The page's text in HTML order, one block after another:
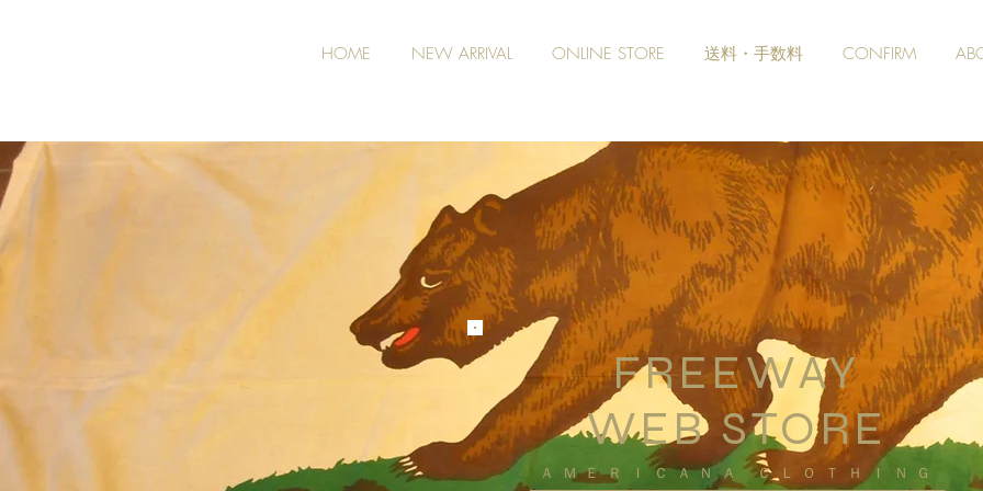
HOME NEW ARRIVAL ONLINE STORE 送料・手数料 CONFIRM
FREEWAY
WEB STORE
​ＡＭＥＲＩＣＡＮＡ ＣＬＯＴＨＩＮＧ